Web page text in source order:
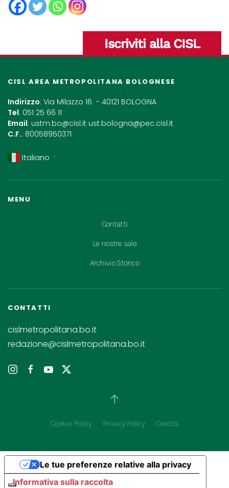
Iscriviti alla CISL
CISL AREA METROPOLITANA BOLOGNESE
Indirizzo: Via Milazzo 16 - 40121 BOLOGNA
Tel: 051 25 66 11
Email: ustm.bo@cisl.it ust.bologna@pec.cisl.it
C.F.: 80058950371
Italiano ▼
MENU
Contatti
Le nostre sale
Archivio Storico
CONTATTI
cislmetropolitana.bo.it
redazione@cislmetropolitana.bo.it
Cookie Policy Privacy Policy Credits
Informativa sulla raccolta
Le tue preferenze relative alla privacy